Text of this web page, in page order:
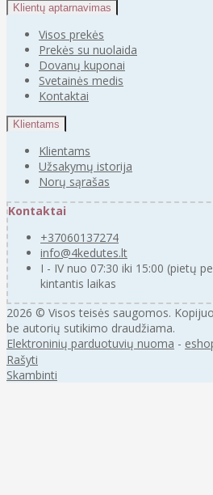
Klientų aptarnavimas
Visos prekės
Prekės su nuolaida
Dovanų kuponai
Svetainės medis
Kontaktai
Klientams
Klientams
Užsakymų istorija
Norų sąrašas
Kontaktai
+37060137274
info@4kedutes.lt
I - IV nuo 07:30 iki 15:00 (pietų
kintantis laikas
2026 © Visos teisės saugomos.
be autorių sutikimo draudžiama.
Elektroninių parduotuvių nuoma -
Rašyti
Skambinti